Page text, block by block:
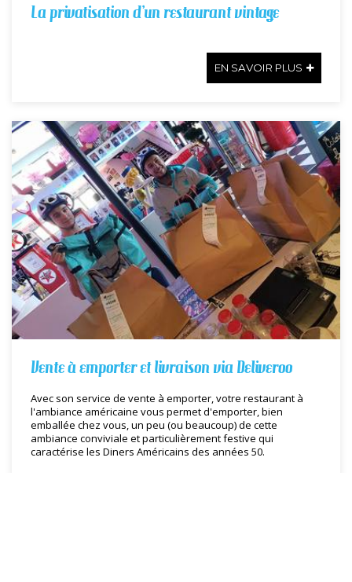
La privatisation d’un restaurant vintage
EN SAVOIR PLUS
Vente à emporter et livraison via Deliveroo
Avec son service de vente à emporter, votre restaurant à
l'ambiance américaine vous permet d'emporter, bien
emballée chez vous, un peu (ou beaucoup) de cette
ambiance conviviale et particulièrement festive qui
caractérise les Diners Américains des années 50.